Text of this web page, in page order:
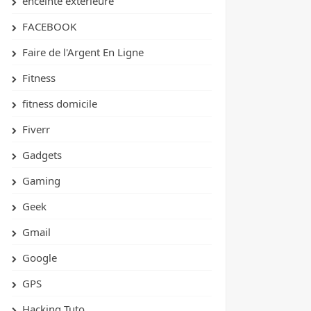
FACEBOOK
Faire de l'Argent En Ligne
Fitness
fitness domicile
Fiverr
Gadgets
Gaming
Geek
Gmail
Google
GPS